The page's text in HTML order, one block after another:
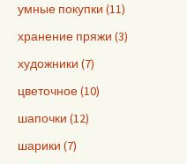
умные покупки (11)
хранение пряжи (3)
художники (7)
цветочное (10)
шапочки (12)
шарики (7)